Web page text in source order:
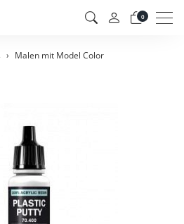
0
Malen mit Model Color